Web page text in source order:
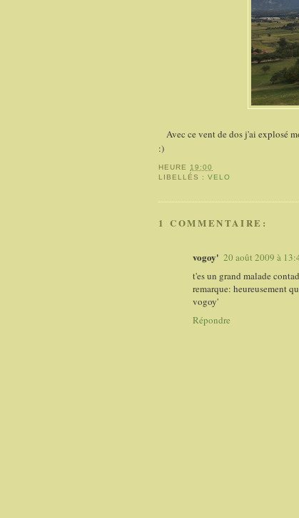
Avec ce vent de dos j'ai explosé
:)
HEURE 19:00
LIBELLÉS :VELO
1 COMMENTAIRE:
vogoy' 20 août 2009 à
t'es un grand malade
remarque: heureusement
vogoy'
Répondre